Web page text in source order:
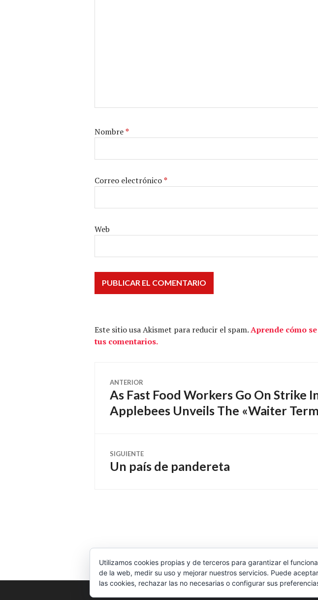
Nombre*
Correo electrónico*
Web
Este sitio usa Akismet para reducir el spam.Aprende cómo
tus comentarios.
Navegación
de
ANTERIOR
Entrada
anterior:
As Fast Food Workers Go On Strike
Applebees Unveils The «Waiter
SIGUIENTE
Entrada
Un país de pandereta
2026
Utilizamos cookies propias y de terceros para garantizar el
de la web, medir su uso y mejorar nuestros servicios. Puede
las cookies, rechazar las no necesarias o configurar sus